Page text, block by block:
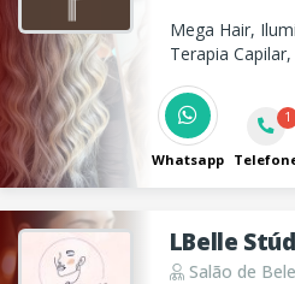
Mega Hair,
Terapia
Salon,
estilo e
Whatsapp
1
LBelle
Salão de